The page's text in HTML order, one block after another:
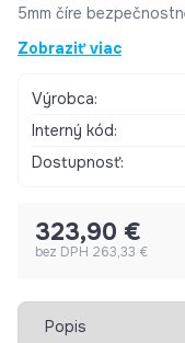
5mm číre
vycvakávacie kolieska
kombinácie s vaničkami
Zobraziť viac
Výrobca:
Interný kód:
Dostupnosť:
323,90 €
bez DPH 263,33 €
Vybrať záložku